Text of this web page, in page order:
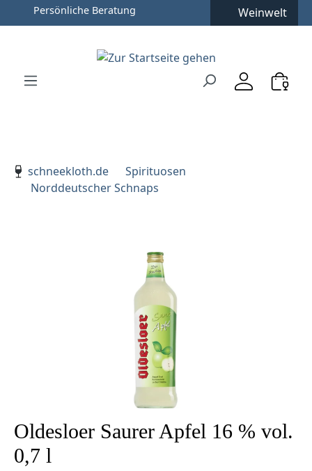
Zum Hauptinhalt springen
Zur Hauptnavigation springen
Persönliche Beratung Weinwelt
schneekloth.de
Spirituosen
Norddeutscher Schnaps
Bildergalerie überspringen
Oldesloer Saurer Apfel 16 % vol.
0,7 l